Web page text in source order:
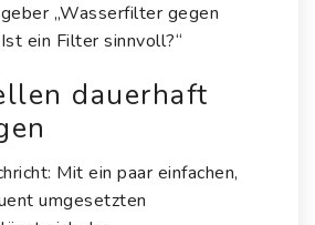
„Wasserfilter gegen
ein Filter sinnvoll?“
dauerhaft
Mit ein paar einfachen,
umgesetzten